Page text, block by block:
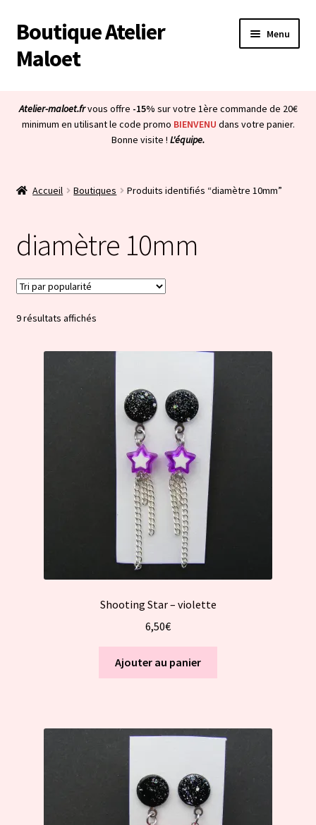
Aller
à
la
Aller
au
contenu
Boutique Atelier
Maloet
Menu
Boutique
Ouvrir
menu
Ouvrir
Blog
Bienvenue dans la boutique
Atelier-maloet.frvous offre -15% sur votre 1ère commande de 20€
minimum en utilisant le code promo BIENVENU dans votre panier.
Bonne visite ! L'équipe.
Accueil Boutiques Produits identifiés “diamètre 10mm”
diamètre 10mm
9 résultats affichésTrié
popularité
Shooting Star – violette
6,50€
Ajouter au panier